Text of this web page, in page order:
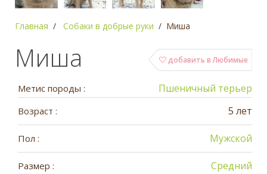
Главная Собаки в добрые руки Миша
добавить в Любимые
Миша
Метис породы : Пшеничный терьер
Возраст : 5 лет
Пол : Мужской
Размер : Средний